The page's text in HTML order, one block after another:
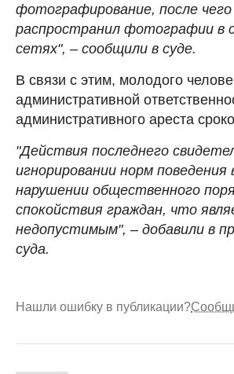
фотографирование, после чего
распространил фотографии в
сетях", – сообщили в суде.
В связи с этим, молодого
административной
административного ареста
"Действия последнего
игнорировании норм
нарушении общественного
спокойствия граждан, что
недопустимым", – добавили в
суда.
Нашли ошибку в публикации?